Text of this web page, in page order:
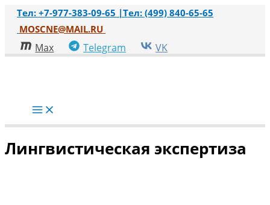
Перейти
содержимому
Тел: +7-977-383-09-65 |Тел: (499) 840-65-65
MOSCNE@MAIL.RU
Max Telegram VK
Main
Menu
Лингвистическая экспертиза